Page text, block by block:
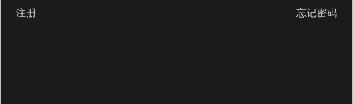
注册 忘记密码